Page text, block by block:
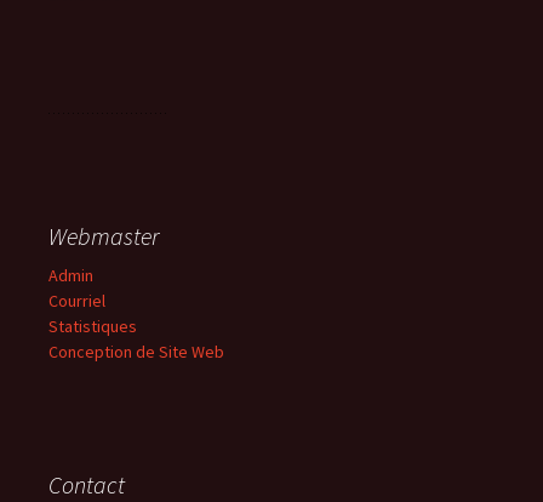
Webmaster
Admin
Courriel
Statistiques
Conception de Site Web
Contact